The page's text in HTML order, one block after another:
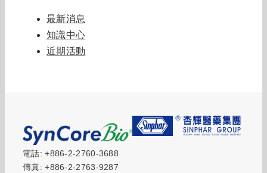
最新消息
知識中心
近期活動
電話: +886-2-2760-3688
傳真: +886-2-2763-9287